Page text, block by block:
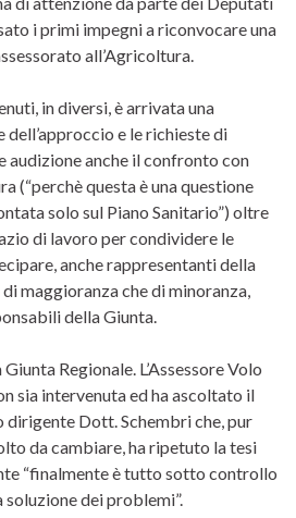
i primi impegni a riconvocare una
all’Agricoltura.
in diversi, è arrivata una
e le richieste di
audizione anche il confronto con
(“perchè questa è una questione
solo sul Piano Sanitario”) oltre
di lavoro per condividere le
anche rappresentanti della
maggioranza che di minoranza,
della Giunta.
Regionale. L’Assessore Volo
sia intervenuta ed ha ascoltato il
dirigente Dott. Schembri che, pur
da cambiare, ha ripetuto la tesi
“finalmente è tutto sotto controllo
soluzione dei problemi”.